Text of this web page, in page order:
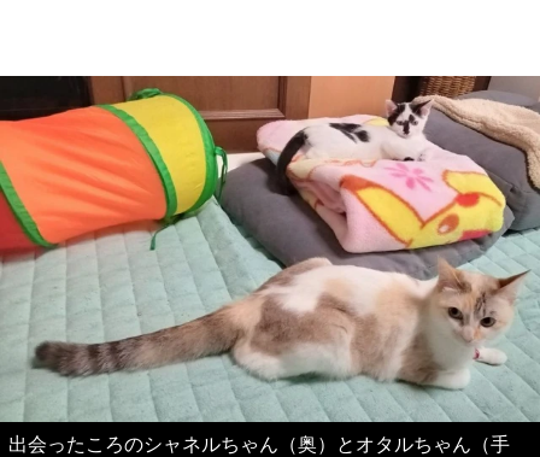
出会ったころのシャネルちゃん（奥）とオタルちゃん（手